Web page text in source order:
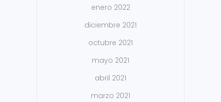
enero 2022
diciembre 2021
octubre 2021
mayo 2021
abril 2021
marzo 2021